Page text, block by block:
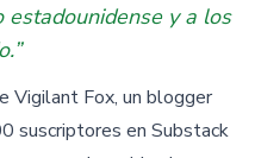
y a los
Vigilant Fox, un blogger
suscriptores en Substack